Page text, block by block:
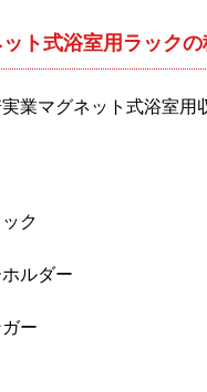
ト式浴室用ラック
業マグネット式浴室
ク
ルダー
ー